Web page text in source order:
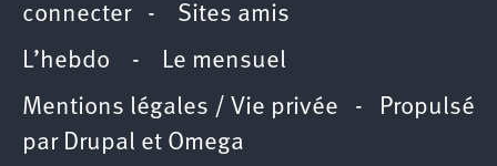
connecter- Sites amis
L’hebdo - Le mensuel
Mentions légales / Vie privée - Propulsé
par Drupal et Omega